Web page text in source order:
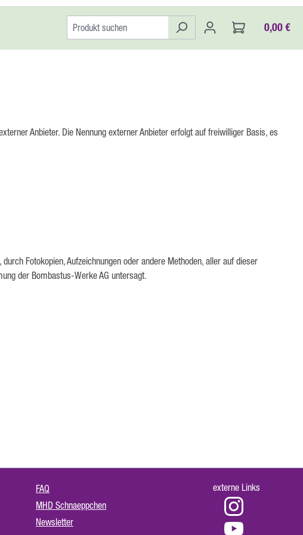
0,00 €
Anbieter. Die Nennung externer Anbieter erfolgt auf freiwilliger Basis, es
Fotokopien, Aufzeichnungen oder andere Methoden, aller auf dieser
der Bombastus-Werke AG untersagt.
FAQ
MHD Schnaeppchen
Newsletter
externe Links